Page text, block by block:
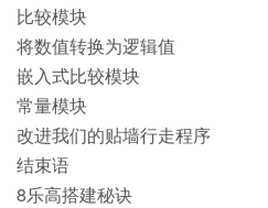
比较模块
将数值转换为逻辑值
嵌入式比较模块
常量模块
改进我们的贴墙行走程序
结束语
8乐高搭建秘诀